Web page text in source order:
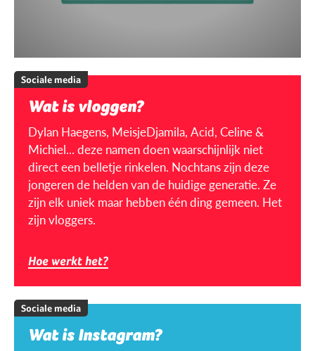
Sociale media
Wat is vloggen?
Dylan Haegens, MeisjeDjamila, Acid, Celine &
Michiel... deze namen doen waarschijnlijk niet
direct een belletje rinkelen. Nochtans zijn deze
jongeren de helden van de huidige generatie. Ze
zijn elk uniek maar hebben één ding gemeen. Het
zijn vloggers.
Hoe werkt het?
Sociale media
Wat is Instagram?